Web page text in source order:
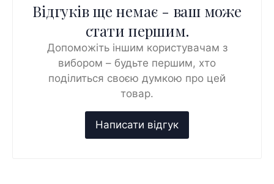
Відгуків ще немає - ваш може
стати першим.
Допоможіть іншим користувачам з
вибором – будьте першим, хто
поділиться своєю думкою про цей
товар.